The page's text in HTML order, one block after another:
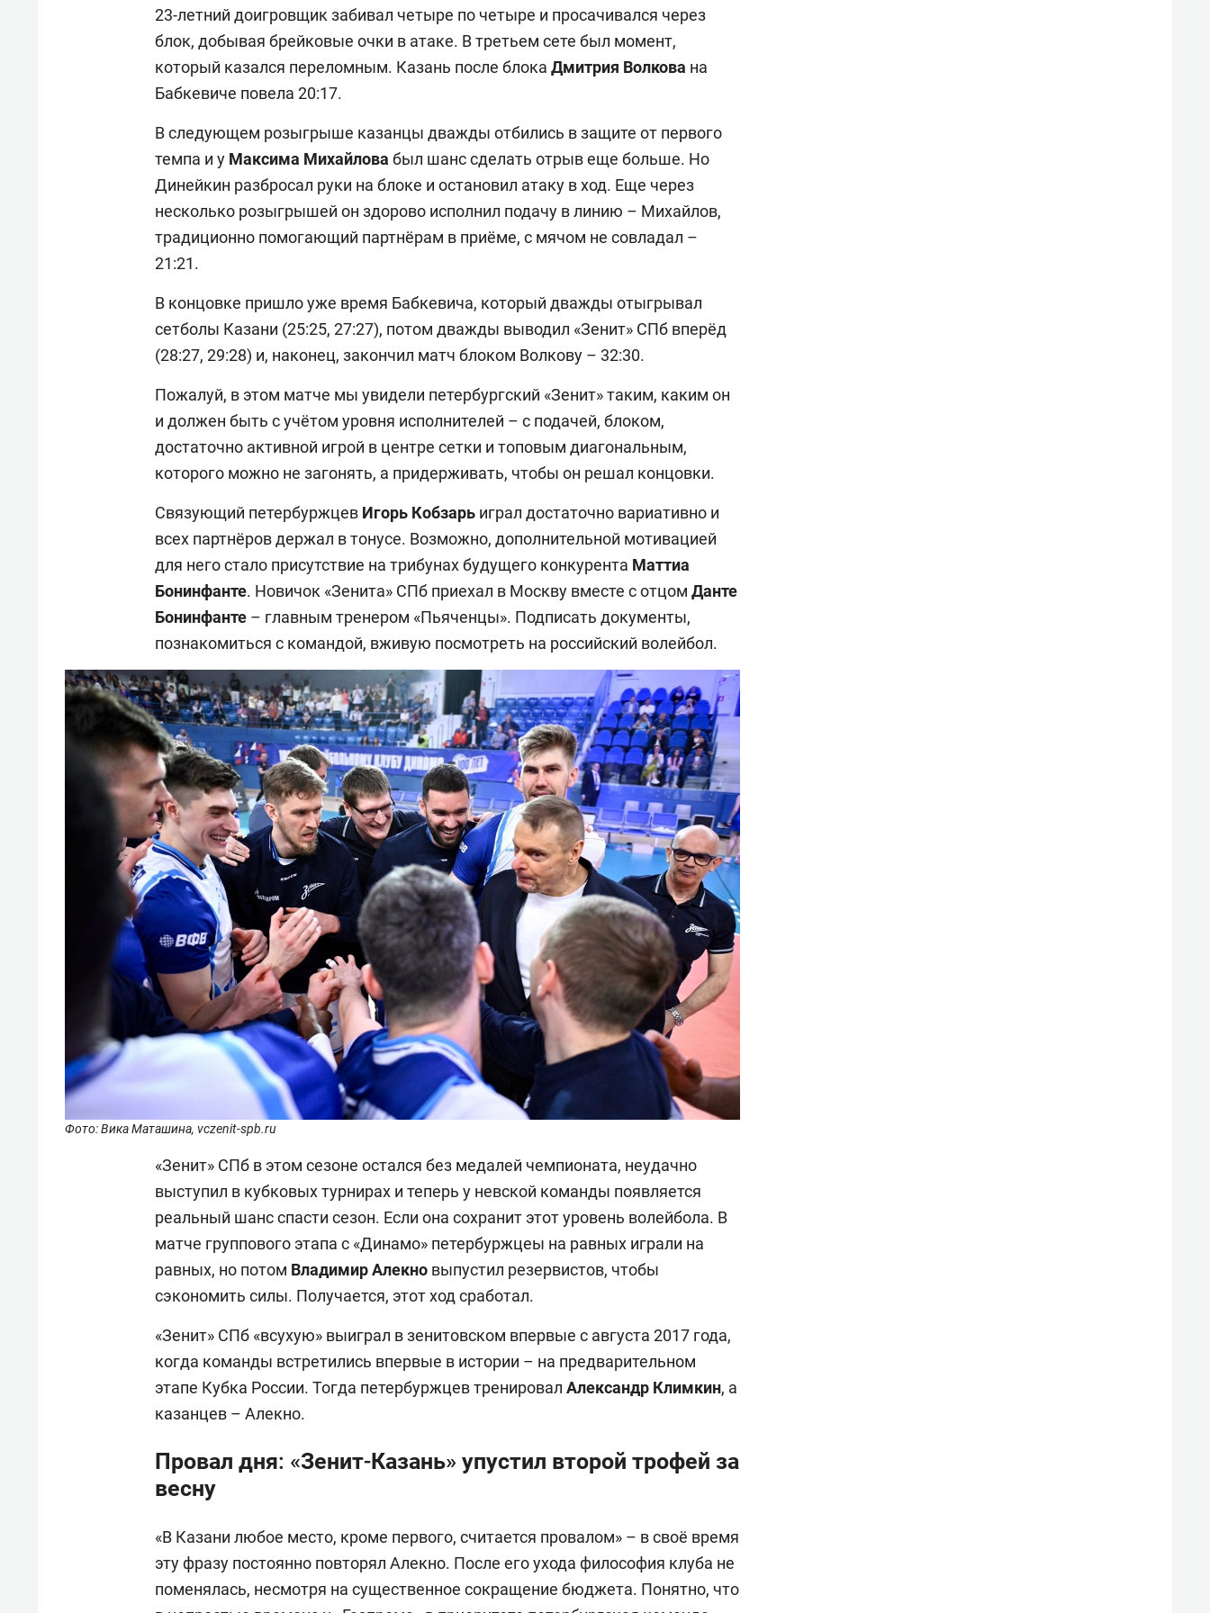
23-летний доигровщик забивал четыре по четыре и просачивался через
блок, добывая брейковые очки в атаке. В третьем сете был момент,
который казался переломным. Казань после блока Дмитрия Волкова на
Бабкевиче повела 20:17.
В следующем розыгрыше казанцы дважды отбились в защите от первого
темпа и у Максима Михайлова был шанс сделать отрыв еще больше. Но
Динейкин разбросал руки на блоке и остановил атаку в ход. Еще через
несколько розыгрышей он здорово исполнил подачу в линию – Михайлов,
традиционно помогающий партнёрам в приёме, с мячом не совладал –
21:21.
В концовке пришло уже время Бабкевича, который дважды отыгрывал
сетболы Казани (25:25, 27:27), потом дважды выводил «Зенит» СПб вперёд
(28:27, 29:28) и, наконец, закончил матч блоком Волкову – 32:30.
Пожалуй, в этом матче мы увидели петербургский «Зенит» таким, каким он
и должен быть с учётом уровня исполнителей – с подачей, блоком,
достаточно активной игрой в центре сетки и топовым диагональным,
которого можно не загонять, а придерживать, чтобы он решал концовки.
Связующий петербуржцев Игорь Кобзарь играл достаточно вариативно и
всех партнёров держал в тонусе. Возможно, дополнительной мотивацией
для него стало присутствие на трибунах будущего конкурента Маттиа
Бонинфанте. Новичок «Зенита» СПб приехал в Москву вместе с отцом Данте
Бонинфанте – главным тренером «Пьяченцы». Подписать документы,
познакомиться с командой, вживую посмотреть на российский волейбол.
Фото: Вика Маташина, vczenit-spb.ru
«Зенит» СПб в этом сезоне остался без медалей чемпионата, неудачно
выступил в кубковых турнирах и теперь у невской команды появляется
реальный шанс спасти сезон. Если она сохранит этот уровень волейбола. В
матче группового этапа с «Динамо» петербуржцеы на равных играли на
равных, но потом Владимир Алекно выпустил резервистов, чтобы
сэкономить силы. Получается, этот ход сработал.
«Зенит» СПб «всухую» выиграл в зенитовском впервые с августа 2017 года,
когда команды встретились впервые в истории – на предварительном
этапе Кубка России. Тогда петербуржцев тренировал Александр Климкин, а
казанцев – Алекно.
Провал дня: «Зенит-Казань» упустил второй трофей за
весну
«В Казани любое место, кроме первого, считается провалом» – в своё время
эту фразу постоянно повторял Алекно. После его ухода философия клуба не
поменялась, несмотря на существенное сокращение бюджета. Понятно, что